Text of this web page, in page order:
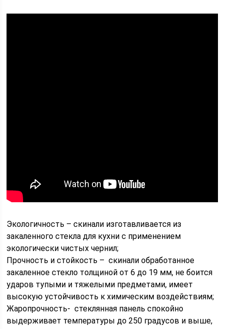
Экологичность – скинали изготавливается из
закаленного стекла для кухни с применением
экологически чистых чернил;
Прочность и стойкость – скинали обработанное
закаленное стекло толщиной от 6 до 19 мм, не боится
ударов тупыми и тяжелыми предметами, имеет
высокую устойчивость к химическим воздействиям;
Жаропрочность- стеклянная панель спокойно
выдерживает температуры до 250 градусов и выше,